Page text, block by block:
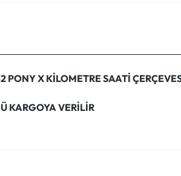
PONY X KİLOMETRE SAATİ
KARGOYA VERİLİR